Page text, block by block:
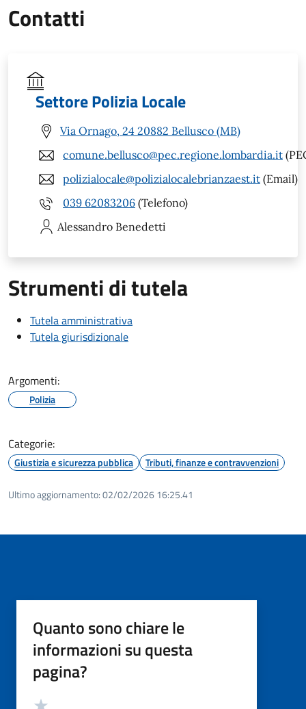
Contatti
Settore Polizia Locale
Via Ornago, 24 20882 Bellusco (MB)
comune.bellusco@pec.regione.lombardia.it
polizialocale@polizialocalebrianzaest.it (Email)
039 62083206 (Telefono)
Alessandro Benedetti
Strumenti di tutela
Tutela amministrativa
Tutela giurisdizionale
Argomenti:
Polizia
Categorie:
Giustizia e sicurezza pubblica Tributi, finanze e contravvenzioni
Ultimo aggiornamento:02/02/2026 16:25.41
Quanto sono chiare le
informazioni su questa
pagina?
Valutazione